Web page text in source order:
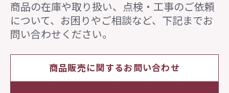
商品の在庫や取り扱い、点検・工事のご依頼
について、 お困りやご相談など、下記までお
問い合わせください。
商品販売に関するお問い合わせ